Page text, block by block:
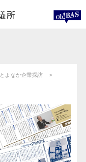
とよなか企業探訪